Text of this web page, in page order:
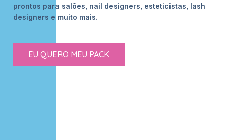
prontos para salões, nail designers, esteticistas, lash
designers e muito mais.
EU QUERO MEU PACK